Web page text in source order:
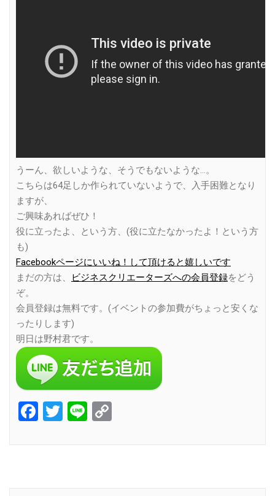
うーん、欲しいような、そうでもないような…。
こちらは64足しか作られていないようで、入手困難となり
ますが、
ご興味あればぜひ！
役に立ったよ、という方、(役に立たなかったよ！という方
も)
Facebookページにいいね！して頂けると嬉しいです
まだの方は、
ビジネスクリエーターズへの会員登録をどう
ぞ。
会員登録は無料です。(イベントの参加費がちょっと安くな
ったりします)
明日は野村君です。
Facebook
Twitter
Line